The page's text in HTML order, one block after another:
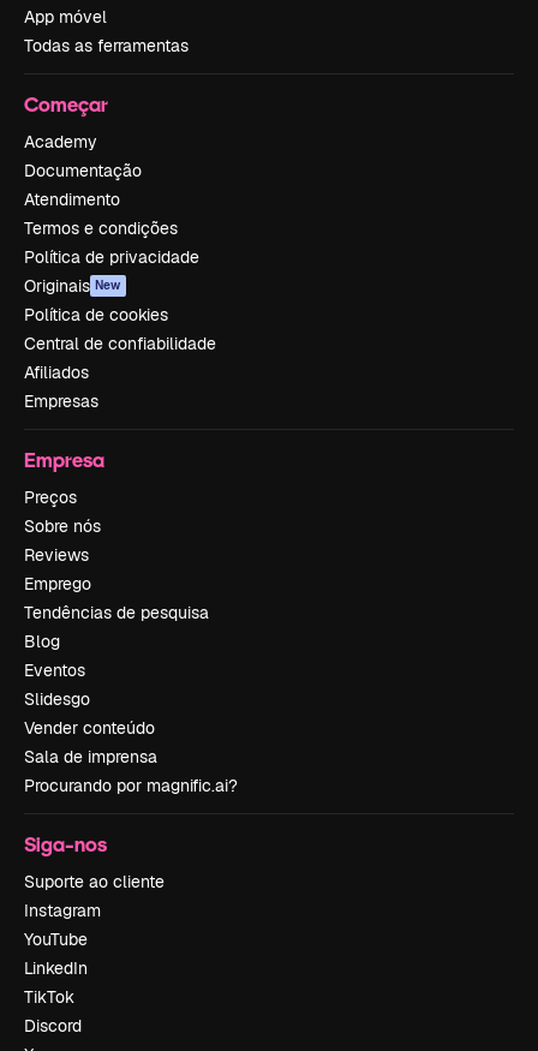
App móvel
Todas as ferramentas
Começar
Academy
Documentação
Atendimento
Termos e condições
Política de privacidade
Originais New
Política de cookies
Central de confiabilidade
Afiliados
Empresas
Empresa
Preços
Sobre nós
Reviews
Emprego
Tendências de pesquisa
Blog
Eventos
Slidesgo
Vender conteúdo
Sala de imprensa
Procurando por magnific.ai?
Siga-nos
Suporte ao cliente
Instagram
YouTube
LinkedIn
TikTok
Discord